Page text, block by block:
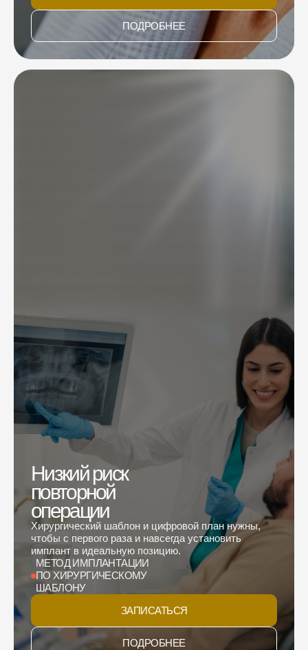
ПОДРОБНЕЕ
Низкий риск
повторной
операции
Хирургический шаблон и цифровой план нужны,
чтобы с первого раза и навсегда установить
имплант в идеальную позицию.
МЕТОД ИМПЛАНТАЦИИ
ПО ХИРУРГИЧЕСКОМУ
ШАБЛОНУ
ЗАПИСАТЬСЯ
ПОДРОБНЕЕ